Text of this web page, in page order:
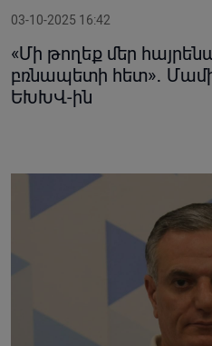
03-10-2025 16:42
«Մի թողեք մեր
բռնապետի հետ»․
ԵԽԽՎ-ին